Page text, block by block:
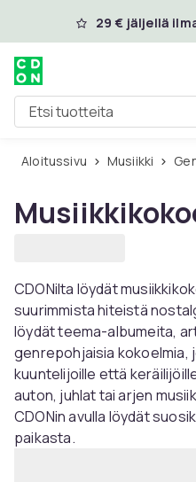
Ohita ja siirry
29 € jäljellä
Etsi tuotteita
Aloitussivu Musiikki
CDONilta löydät
suurimmista hiteistä
löydät teema-albumeita,
genrepohjaisia ​​kokoelmia,
kuuntelijoille että
auton, juhlat tai arjen
CDONin avulla löydät
paikasta.